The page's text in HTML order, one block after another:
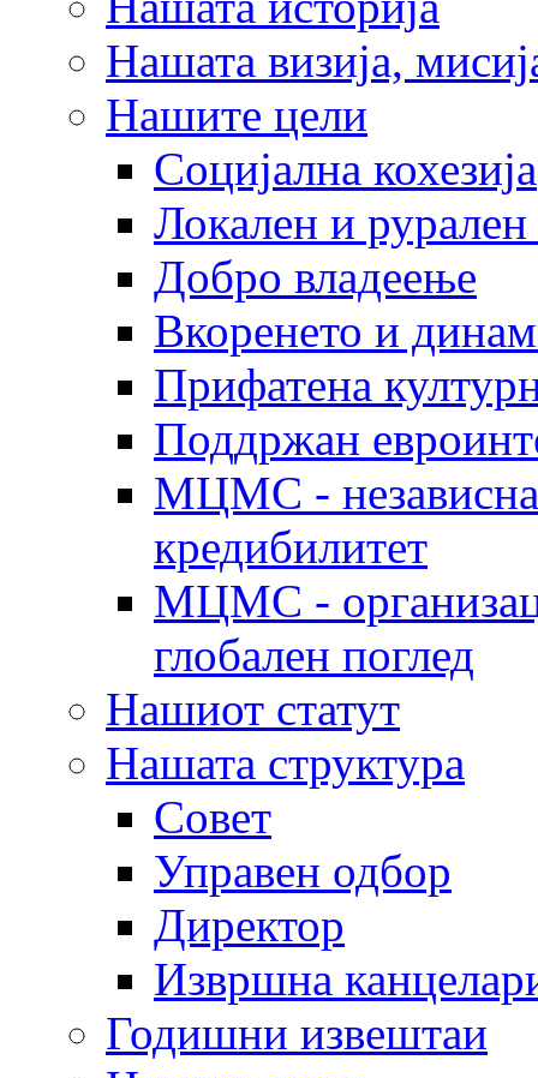
Нашата визија,
Нашите цели
Социјална кохезија
Локален и рурален
Добро владеење
Вкоренето и
Прифатена
Поддржан
МЦМС - независна
кредибилитет
МЦМС -
глобален поглед
Нашиот статут
Нашата структура
Совет
Управен одбор
Директор
Извршна
Годишни извештаи